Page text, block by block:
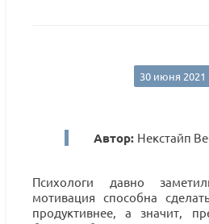
30 июня 2021
Автор: Некстайп
Психологи давно
мотивация способна
продуктивнее, а значит,